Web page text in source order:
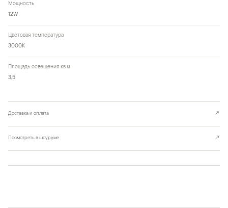
Мощность
12W
Цветовая температура
3000К
Площадь освещения кв.м
3,5
Доставка и оплата ↗
Посмотреть в шоуруме ↗